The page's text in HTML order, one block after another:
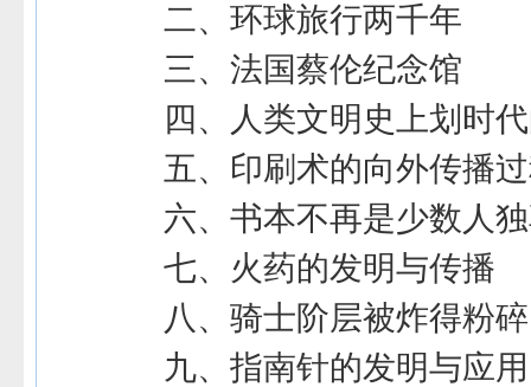
二、环球旅行两千年
三、法国蔡伦纪念馆
四、人类文明史上划时
五、印刷术的向外传播
六、书本不再是少数人
七、火药的发明与传播
八、骑士阶层被炸得粉碎
九、指南针的发明与应用